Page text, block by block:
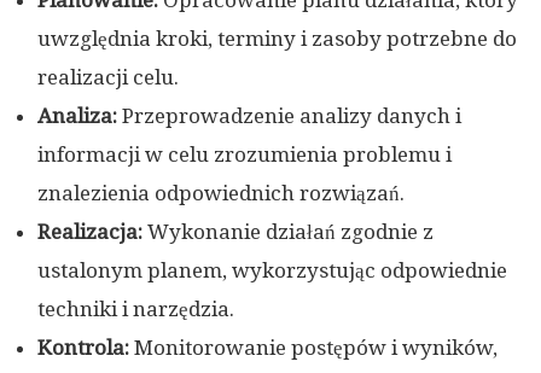
uwzględnia kroki, terminy i zasoby potrzebne do
realizacji celu.
Analiza: Przeprowadzenie analizy danych i
informacji w celu zrozumienia problemu i
znalezienia odpowiednich rozwiązań.
Realizacja: Wykonanie działań zgodnie z
ustalonym planem, wykorzystując odpowiednie
techniki i narzędzia.
Kontrola: Monitorowanie postępów i wyników,